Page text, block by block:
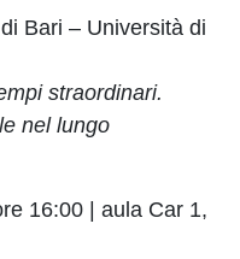
Bari – Università di
straordinari.
nel lungo
16:00 | aula Car 1,